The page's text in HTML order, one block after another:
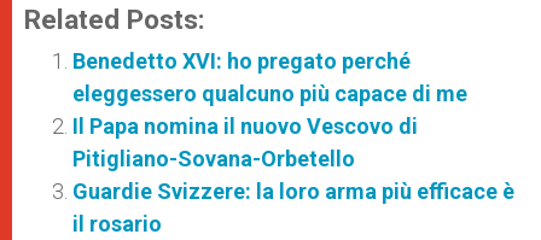
Related Posts:
Benedetto XVI: ho pregato perché
eleggessero qualcuno più capace di me
Il Papa nomina il nuovo Vescovo di
Pitigliano-Sovana-Orbetello
Guardie Svizzere: la loro arma più efficace è
il rosario